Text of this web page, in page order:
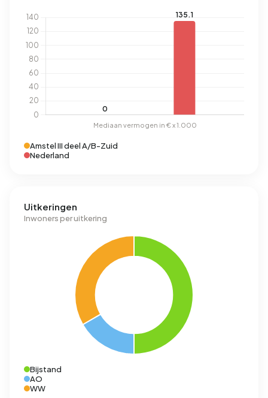
Amstel III deel A/B-Zuid
Nederland
Uitkeringen
Inwoners per uitkering
Bijstand
AO
WW